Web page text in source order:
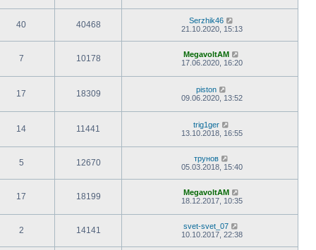
40 40468
Serzhik46
21.10.2020, 15:13
7 10178
MegavoltAM
17.06.2020, 16:20
17 18309
piston
09.06.2020, 13:52
14 11441
trig1ger
13.10.2018, 16:55
5 12670
трунов
05.03.2018, 15:40
17 18199
MegavoltAM
18.12.2017, 10:35
2 14141
svet-svet_07
10.10.2017, 22:38